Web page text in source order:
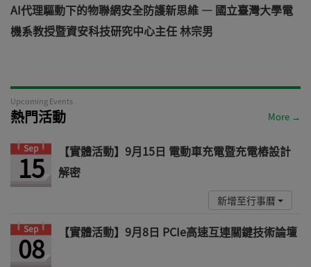
AI代理驅動下的物聯網安全防護新思維 — 國立臺灣大學電
機系教授暨資安科技研究中心主任 林宗男
Upcoming Events
熱門活動 More →
Sep
15
【實體活動】9月15日 電動車充電暨充電樁設計
解密
新增至行事曆
Sep
08 【實體活動】9月8日 PCIe高速互連關鍵技術論壇